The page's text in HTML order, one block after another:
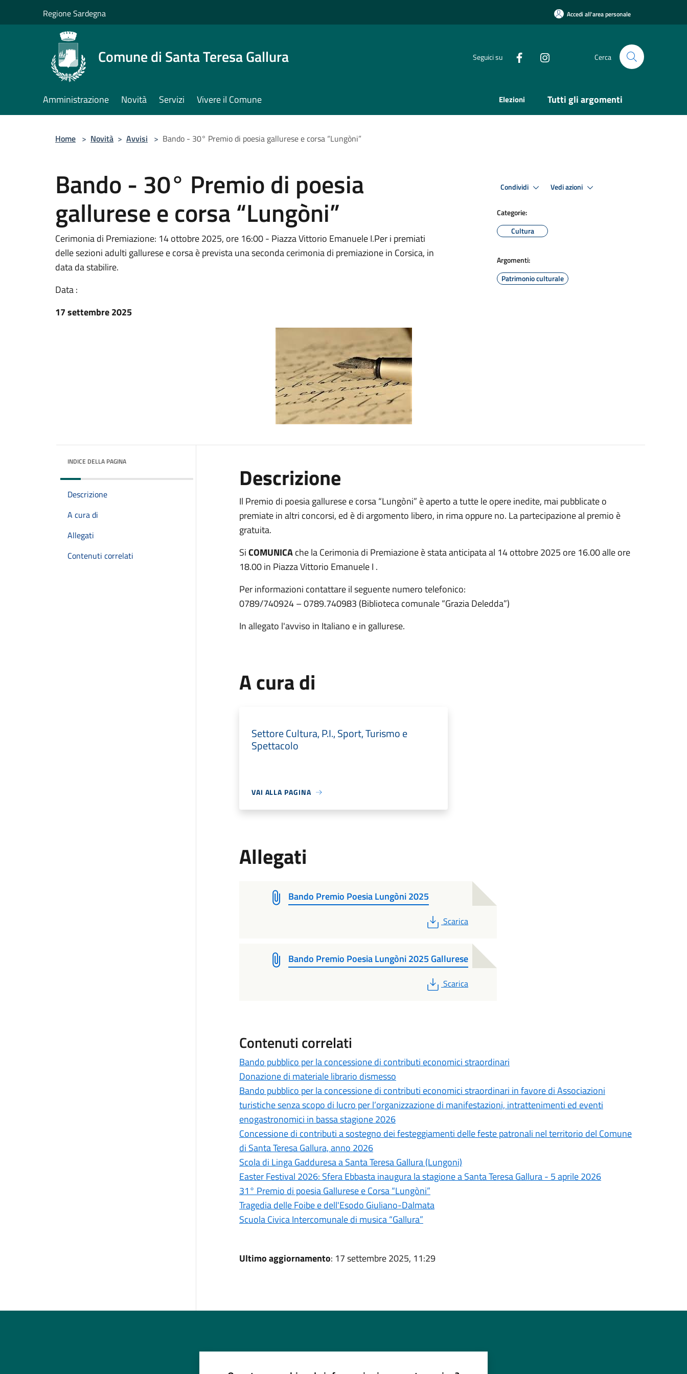
Regione Sardegna Accedi all'area personale
Comune di Santa Teresa Gallura Seguici su Cerca
Amministrazione Novità Servizi Vivere il Comune Elezioni Tutti gli argomenti
Home > Novità > Avvisi > Bando - 30° Premio di poesia gallurese e corsa “Lungòni”
Bando - 30° Premio di poesia
gallurese e corsa “Lungòni”
Cerimonia di Premiazione: 14 ottobre 2025, ore 16:00 - Piazza Vittorio Emanuele I.Per i premiati
delle sezioni adulti gallurese e corsa è prevista una seconda cerimonia di premiazione in Corsica, in
data da stabilire.
Data :
17 settembre 2025
Condividi Vedi azioni
Categorie:
Cultura
Argomenti:
Patrimonio culturale
INDICE DELLA PAGINA
Descrizione
A cura di
Allegati
Contenuti correlati
Descrizione
Il Premio di poesia gallurese e corsa “Lungòni” è aperto a tutte le opere inedite, mai pubblicate o
premiate in altri concorsi, ed è di argomento libero, in rima oppure no. La partecipazione al premio è
gratuita.
SiCOMUNICAche la Cerimonia di Premiazione è stata anticipata al 14 ottobre 2025 ore 16.00 alle ore
18.00 in Piazza Vittorio Emanuele I .
Per informazioni contattare il seguente numero telefonico:
0789/740924 – 0789.740983 (Biblioteca comunale “Grazia Deledda”)
In allegato l'avviso in Italiano e in gallurese.
A cura di
Settore Cultura, P.I., Sport, Turismo e
Spettacolo
VAI ALLA PAGINA
Allegati
Bando Premio Poesia Lungòni 2025
PDF
Scarica
Bando Premio Poesia Lungòni 2025 Gallurese
PDF
Scarica
Contenuti correlati
Bando pubblico per la concessione di contributi economici straordinari
Donazione di materiale librario dismesso
Bando pubblico per la concessione di contributi economici straordinari in favore di Associazioni
turistiche senza scopo di lucro per l’organizzazione di manifestazioni, intrattenimenti ed eventi
enogastronomici in bassa stagione 2026
Concessione di contributi a sostegno dei festeggiamenti delle feste patronali nel territorio del Comune
di Santa Teresa Gallura, anno 2026
Scola di Linga Gadduresa a Santa Teresa Gallura (Lungoni)
Easter Festival 2026: Sfera Ebbasta inaugura la stagione a Santa Teresa Gallura - 5 aprile 2026
31° Premio di poesia Gallurese e Corsa “Lungòni”
Tragedia delle Foibe e dell'Esodo Giuliano-Dalmata
Scuola Civica Intercomunale di musica “Gallura”
Ultimo aggiornamento: 17 settembre 2025, 11:29